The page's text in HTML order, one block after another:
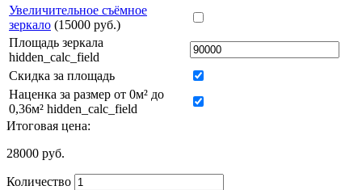
Увеличительное съёмное
зеркало (15000 руб.)
Площадь зеркала
hidden_calc_field
Скидка за площадь
Наценка за размер от 0м² до
0,36м² hidden_calc_field
Итоговая цена:
28000 руб.
Количество